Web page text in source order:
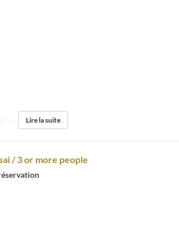
counter, table
Lire la suite
/ 3 or more people